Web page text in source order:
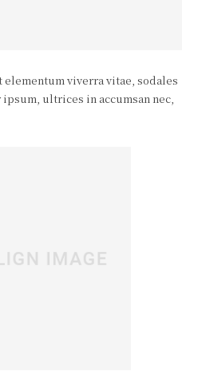
viverra vitae, sodales
ultrices in accumsan nec,